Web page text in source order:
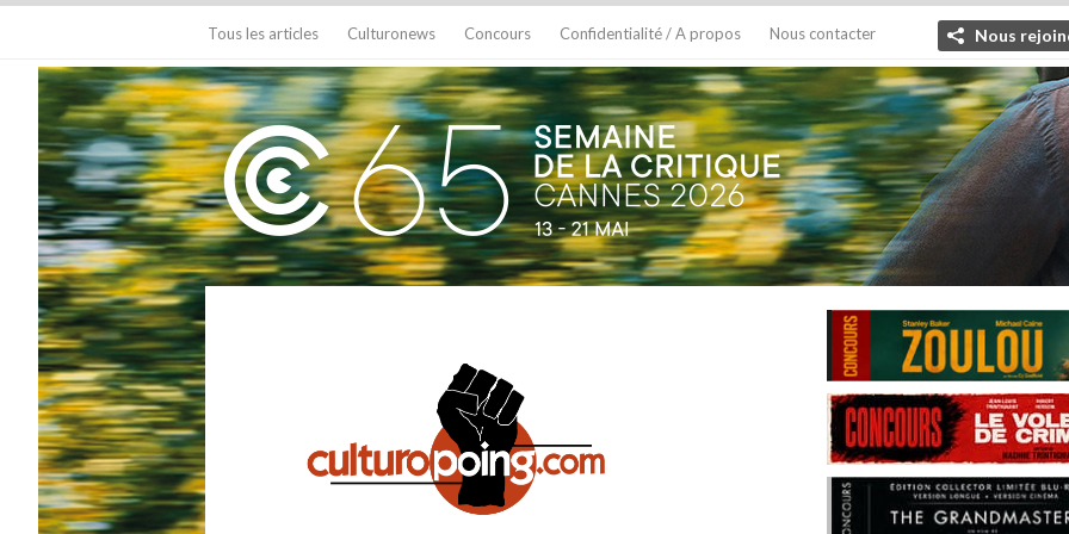
Tous les articles Culturonews Concours Confidentialité / A propos Nous contacter Nous